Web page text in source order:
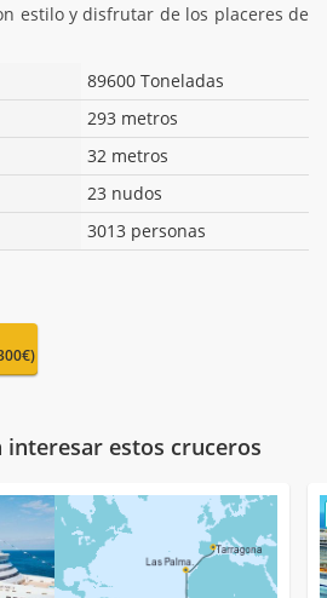
estilo y disfrutar de los placeres de
89600 Toneladas
293 metros
32 metros
23 nudos
3013 personas
interesar estos cruceros